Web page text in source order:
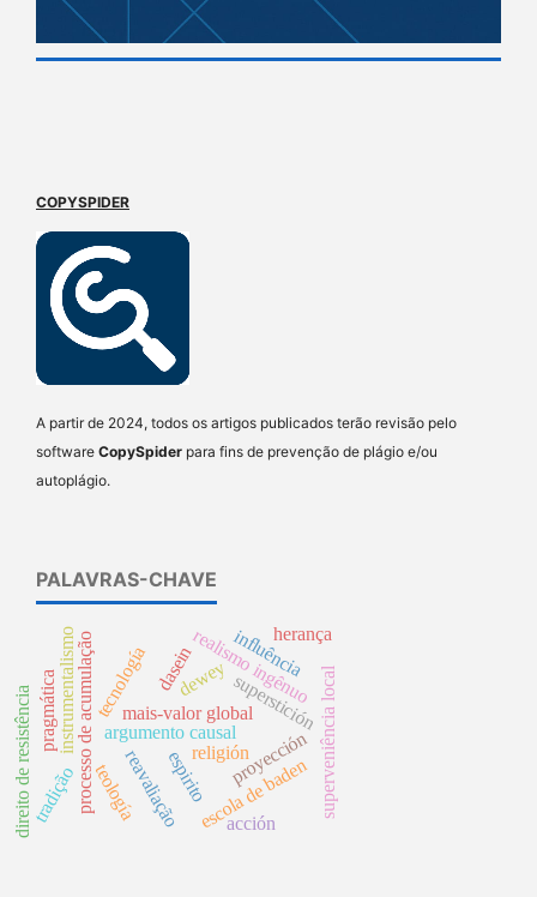
COPYSPIDER
A partir de 2024, todos os artigos publicados terão revisão pelo
software CopySpider para fins de prevenção de plágio e/ou
autoplágio.
PALAVRAS-CHAVE
argumento causalsuperstición
proyección
processo de acumulação mais-valor global superveniência local
religión
realismo ingênuo
tecnología
instrumentalismo dewey
teología espirito
influência
escola de baden
dasein
herança
reavaliação
tradição
pragmática
direito de resistência acción